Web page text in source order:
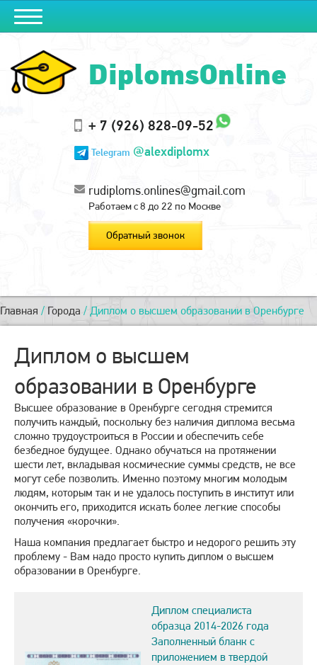
DiplomsOnline
+ 7 (926) 828-09-52
Telegram @alexdiplomx
rudiploms.onlines@gmail.com
Работаем с 8 до 22 по Москве
Обратный звонок
Главная / Города / Диплом о высшем образовании в Оренбурге
Диплом о высшем
образовании в Оренбурге
Высшее образование в Оренбурге сегодня стремится
получить каждый, поскольку без наличия диплома весьма
сложно трудоустроиться в России и обеспечить себе
безбедное будущее. Однако обучаться на протяжении
шести лет, вкладывая космические суммы средств, не все
могут себе позволить. Именно поэтому многим молодым
людям, которым так и не удалось поступить в институт или
окончить его, приходится искать более легкие способы
получения «корочки».
Наша компания предлагает быстро и недорого решить эту
проблему - Вам надо просто купить диплом о высшем
образовании в Оренбурге.
Диплом специалиста
образца 2014-2026 года
Заполненный бланк с
приложением в твердой